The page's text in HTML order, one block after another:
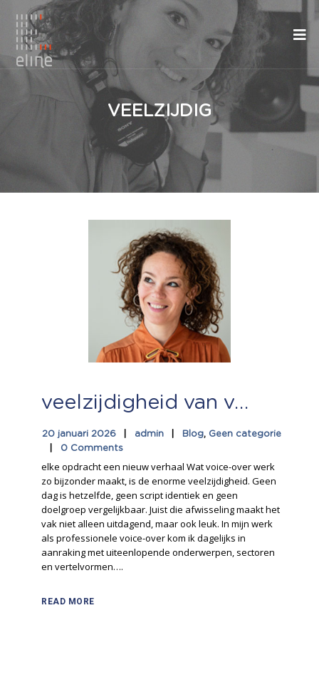
VEELZIJDIG
veelzijdigheid van voice over werk
20 januari 2026 admin Blog, Geen categorie
0 Comments
elke opdracht een nieuw verhaal Wat voice-over werk
zo bijzonder maakt, is de enorme veelzijdigheid. Geen
dag is hetzelfde, geen script identiek en geen
doelgroep vergelijkbaar. Juist die afwisseling maakt het
vak niet alleen uitdagend, maar ook leuk. In mijn werk
als professionele voice-over kom ik dagelijks in
aanraking met uiteenlopende onderwerpen, sectoren
en vertelvormen….
READ MORE